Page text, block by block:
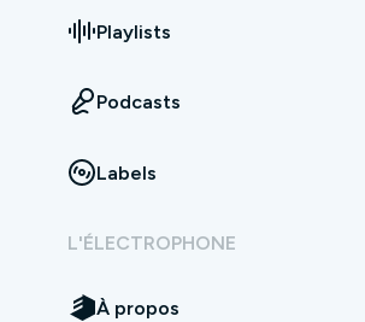
Playlists
Podcasts
Labels
L'ÉLECTROPHONE
À propos